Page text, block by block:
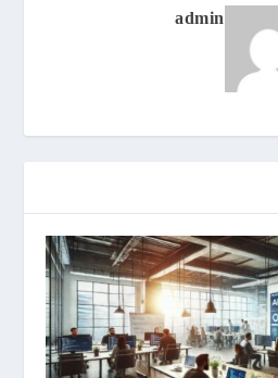
admin